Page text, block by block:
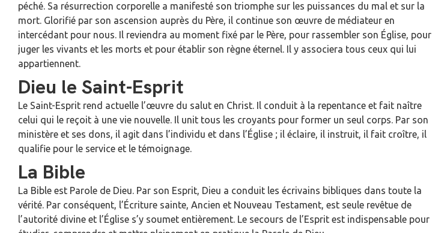
péché. Sa résurrection corporelle a manifesté son triomphe sur les puissances du mal et sur la
mort. Glorifié par son ascension auprès du Père, il continue son œuvre de médiateur en
intercédant pour nous. Il reviendra au moment fixé par le Père, pour rassembler son Église, pour
juger les vivants et les morts et pour établir son règne éternel. Il y associera tous ceux qui lui
appartiennent.
Dieu le Saint-Esprit
Le Saint-Esprit rend actuelle l’œuvre du salut en Christ. Il conduit à la repentance et fait naître
celui qui le reçoit à une vie nouvelle. Il unit tous les croyants pour former un seul corps. Par son
ministère et ses dons, il agit dans l’individu et dans l’Église ; il éclaire, il instruit, il fait croître, il
qualifie pour le service et le témoignage.
La Bible
La Bible est Parole de Dieu. Par son Esprit, Dieu a conduit les écrivains bibliques dans toute la
vérité. Par conséquent, l’Écriture sainte, Ancien et Nouveau Testament, est seule revêtue de
l’autorité divine et l’Église s’y soumet entièrement. Le secours de l’Esprit est indispensable pour